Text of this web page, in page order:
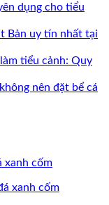
dụng cho tiểu
Bản uy tín nhất tại
tiểu cảnh: Quy
nên đặt bể cá
xanh cốm
xanh cốm